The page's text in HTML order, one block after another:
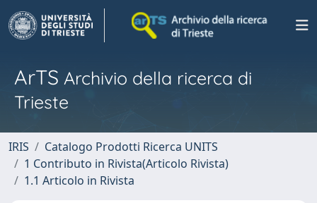
ArTS Archivio della ricerca di
Trieste
IRIS
Catalogo Prodotti Ricerca UNITS
1 Contributo in Rivista(Articolo Rivista)
1.1 Articolo in Rivista